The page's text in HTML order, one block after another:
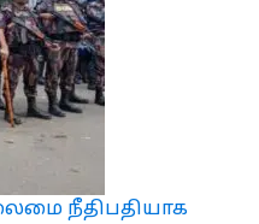
நீதிபதியாக